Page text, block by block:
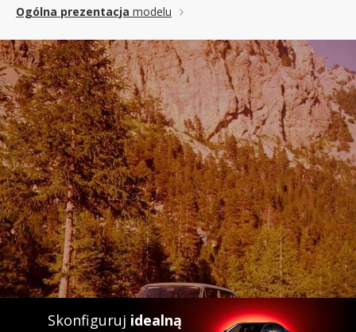
Ogólna prezentacja modelu
Skonfiguruj idealną